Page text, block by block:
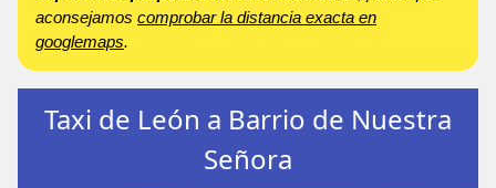
aconsejamos comprobar la distancia exacta en
googlemaps.
Taxi de León a Barrio de Nuestra
Señora